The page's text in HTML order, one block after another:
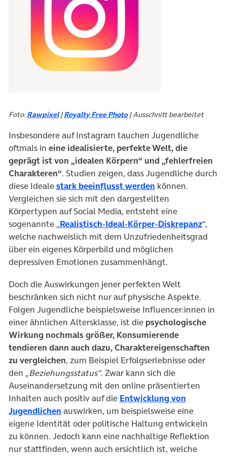
Foto:Rawpixel(öffnet in neuem Tab)
|Royalty Free Photo| Ausschnitt bearbeitet
Insbesondere auf Instagram tauchen Jugendliche
oftmals in eine idealisierte, perfekte Welt, die
geprägt ist von „idealen Körpern“ und „fehlerfreien
Charakteren“. Studien zeigen, dass Jugendliche durch
diese Idealestark beeinflusst werden (öffnet in neuem
können.
Vergleichen sie sich mit den dargestellten
Körpertypen auf Social Media, entsteht eine
sogenannte „Realistisch-Ideal-Körper-Diskrepanz“,
welche nachweislich mit dem Unzufriedenheitsgrad
über ein eigenes Körperbild und möglichen
depressiven Emotionen zusammenhängt.
Doch die Auswirkungen jener perfekten Welt
beschränken sich nicht nur auf physische Aspekte.
Folgen Jugendliche beispielsweise Influencer:innen in
einer ähnlichen Altersklasse, ist die psychologische
Wirkung nochmals größer, Konsumierende
tendieren dann auch dazu, Charaktereigenschaften
zu vergleichen, zum Beispiel Erfolgserlebnisse oder
den „Beziehungsstatus“. Zwar kann sich die
Auseinandersetzung mit den online präsentierten
Inhalten auch positiv auf die Entwicklung von
Jugendlichen (öffnet in neuem Tab)
auswirken, um beispielsweise eine
eigene Identität oder politische Haltung entwickeln
zu können. Jedoch kann eine nachhaltige Reflektion
nur stattfinden, wenn auch ersichtlich ist, welche